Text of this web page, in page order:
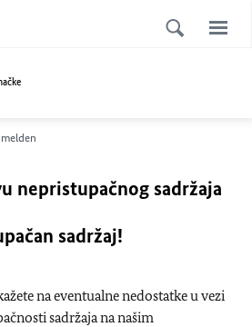
nepristupačnog sadržaja
sadržaj!
na eventualne nedostatke u vezi
sadržaja na našim